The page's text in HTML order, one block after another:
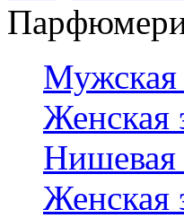
Мужская
Женская
Нишевая
Женская